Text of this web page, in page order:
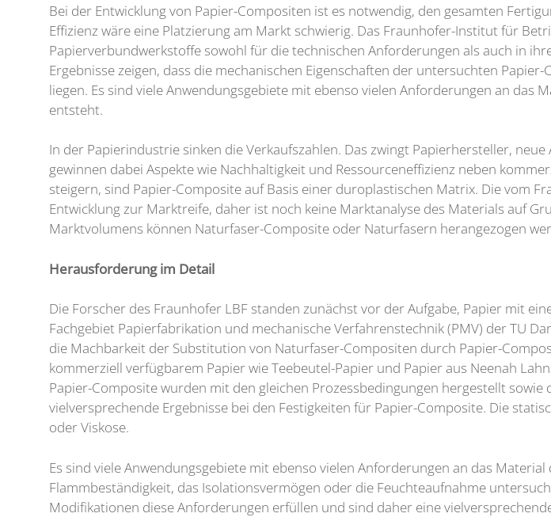
Bei der Entwicklung von Papier-Compositen ist es notwendig, den gesamten
Effizienz wäre eine Platzierung am Markt schwierig. Das Fraunhofer-Institut für
Papierverbundwerkstoffe sowohl für die technischen Anforderungen als auch in
Ergebnisse zeigen, dass die mechanischen Eigenschaften der untersuchten
liegen. Es sind viele Anwendungsgebiete mit ebenso vielen Anforderungen an
entsteht.
In der Papierindustrie sinken die Verkaufszahlen. Das zwingt Papierhersteller,
gewinnen dabei Aspekte wie Nachhaltigkeit und Ressourceneffizienz neben
steigern, sind Papier-Composite auf Basis einer duroplastischen Matrix. Die vom
Entwicklung zur Marktreife, daher ist noch keine Marktanalyse des Materials auf
Marktvolumens können Naturfaser-Composite oder Naturfasern herangezogen
Herausforderung im Detail
Die Forscher des Fraunhofer LBF standen zunächst vor der Aufgabe, Papier mit
Fachgebiet Papierfabrikation und mechanische Verfahrenstechnik (PMV) der TU
die Machbarkeit der Substitution von Naturfaser-Compositen durch Papier-
kommerziell verfügbarem Papier wie Teebeutel-Papier und Papier aus Neenah
Papier-Composite wurden mit den gleichen Prozessbedingungen hergestellt
vielversprechende Ergebnisse bei den Festigkeiten für Papier-Composite. Die
oder Viskose.
Es sind viele Anwendungsgebiete mit ebenso vielen Anforderungen an das
Flammbeständigkeit, das Isolationsvermögen oder die Feuchteaufnahme
Modifikationen diese Anforderungen erfüllen und sind daher eine